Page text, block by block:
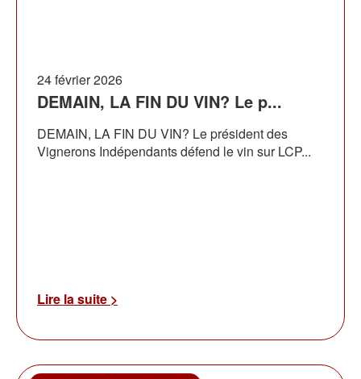
24 février 2026
DEMAIN, LA FIN DU VIN? Le p...
DEMAIN, LA FIN DU VIN? Le président des
Vignerons Indépendants défend le vin sur LCP...
Lire la suite >